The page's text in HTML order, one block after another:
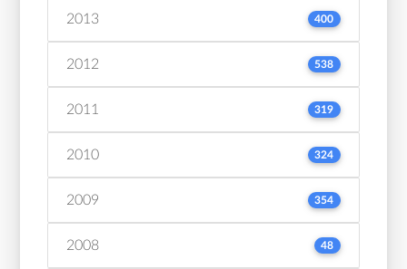
2013 400
2012 538
2011 319
2010 324
2009 354
2008 48